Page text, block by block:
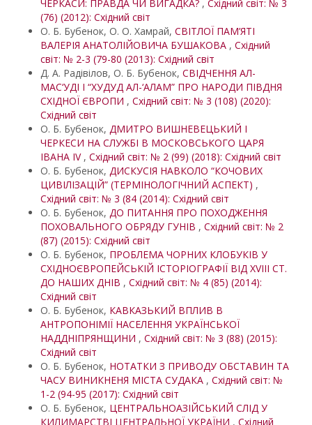
ЧЕРКАСИ: ПРАВДА ЧИ ВИГАДКА? , Східний світ: № 3
(76) (2012): Східний світ
О. Б. Бубенок, О. О. Хамрай, СВІТЛОЇ ПАМ’ЯТІ
ВАЛЕРІЯ АНАТОЛІЙОВИЧА БУШАКОВА , Східний
світ: № 2-3 (79-80 (2013): Східний світ
Д. А. Радівілов, О. Б. Бубенок, СВІДЧЕННЯ АЛ-
МАС‘УДІ І “ХУДУД АЛ-‘АЛАМ” ПРО НАРОДИ ПІВДНЯ
СХІДНОЇ ЄВРОПИ , Східний світ: № 3 (108) (2020):
Східний світ
О. Б. Бубенок, ДМИТРО ВИШНЕВЕЦЬКИЙ І
ЧЕРКЕСИ НА СЛУЖБІ В МОСКОВСЬКОГО ЦАРЯ
ІВАНА IV , Східний світ: № 2 (99) (2018): Східний світ
О. Б. Бубенок, ДИСКУСІЯ НАВКОЛО “КОЧОВИХ
ЦИВІЛІЗАЦІЙ” (ТЕРМІНОЛОГІЧНИЙ АСПЕКТ) ,
Східний світ: № 3 (84 (2014): Східний світ
О. Б. Бубенок, ДО ПИТАННЯ ПРО ПОХОДЖЕННЯ
ПОХОВАЛЬНОГО ОБРЯДУ ГУНІВ , Східний світ: № 2
(87) (2015): Східний світ
О. Б. Бубенок, ПРОБЛЕМА ЧОРНИХ КЛОБУКІВ У
СХІДНОЄВРОПЕЙСЬКІЙ ІСТОРІОГРАФІЇ ВІД XVIII СТ.
ДО НАШИХ ДНІВ , Східний світ: № 4 (85) (2014):
Східний світ
О. Б. Бубенок, КАВКАЗЬКИЙ ВПЛИВ В
АНТРОПОНІМІЇ НАСЕЛЕННЯ УКРАЇНСЬКОЇ
НАДДНІПРЯНЩИНИ , Східний світ: № 3 (88) (2015):
Східний світ
О. Б. Бубенок, НОТАТКИ З ПРИВОДУ ОБСТАВИН ТА
ЧАСУ ВИНИКНЕНЯ МІСТА СУДАКА , Східний світ: №
1-2 (94-95 (2017): Східний світ
О. Б. Бубенок, ЦЕНТРАЛЬНОАЗІЙСЬКИЙ СЛІД У
КИЛИМАРСТВІ ЦЕНТРАЛЬНОЇ УКРАЇНИ , Східний